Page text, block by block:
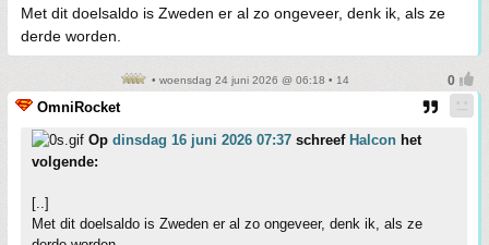
Met dit doelsaldo is Zweden er al zo ongeveer, denk ik, als ze
derde worden.
• woensdag 24 juni 2026 @ 06:18 • 14
OmniRocket
Op dinsdag 16 juni 2026 07:37 schreef Halcon het
volgende:
[..]
Met dit doelsaldo is Zweden er al zo ongeveer, denk ik, als ze